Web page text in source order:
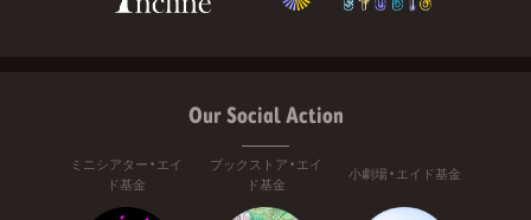
Our Social Action
ミニシアター・エイ
ド基金
ブックストア・エイ
ド基金
小劇場・エイド基金